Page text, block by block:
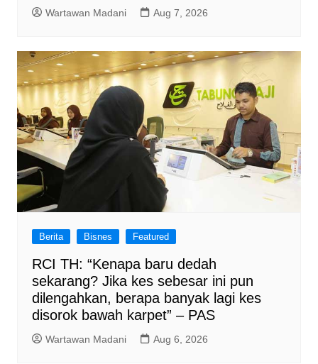
Wartawan Madani Aug 7, 2026
Berita Bisnes Featured
RCI TH: “Kenapa baru dedah
sekarang? Jika kes sebesar ini pun
dilengahkan, berapa banyak lagi kes
disorok bawah karpet” – PAS
Wartawan Madani Aug 6, 2026